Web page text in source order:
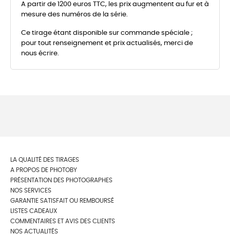
A partir de 1200 euros TTC, les prix augmentent au fur et à
mesure des numéros de la série.
Ce tirage étant disponible sur commande spéciale ;
pour tout renseignement et prix actualisés, merci de
nous écrire.
LA QUALITÉ DES TIRAGES
A PROPOS DE PHOTOBY
PRÉSENTATION DES PHOTOGRAPHES
NOS SERVICES
GARANTIE SATISFAIT OU REMBOURSÉ
LISTES CADEAUX
COMMENTAIRES ET AVIS DES CLIENTS
NOS ACTUALITÉS